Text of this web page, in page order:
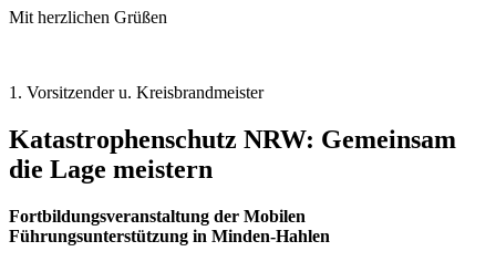
Mit herzlichen Grüßen
1. Vorsitzender u. Kreisbrandmeister
Katastrophenschutz NRW: Gemeinsam
die Lage meistern
Fortbildungsveranstaltung der Mobilen
Führungsunterstützung in Minden-Hahlen